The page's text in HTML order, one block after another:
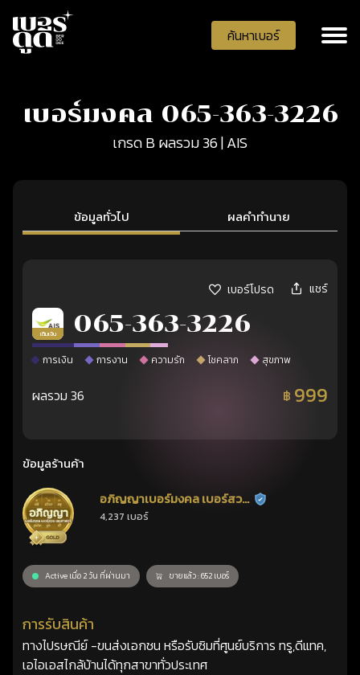
ค้นหาเบอร์
เบอร์มงคล 065-363-3226
เกรด B ผลรวม 36 | AIS
ข้อมูลทั่วไป ผลคำทำนาย
เบอร์โปรด แชร์
เติมเงิน 065-363-3226
การเงิน การงาน ความรัก โชคลาภ สุขภาพ
ผลรวม 36 ฿ 999
ข้อมูลร้านค้า
อภิญญาเบอร์มงคล เบอร์สวย
เลขศาสตร์
ร้านยืนยันแล้ว
4,237 เบอร์
Active เมื่อ 2 วัน ที่ผ่านมา ขายแล้ว : 652 เบอร์
การรับสินค้า
ทางไปรษณีย์ -ขนส่งเอกชน หรือรับซิมที่ศูนย์บริการ ทรู,ดีแทค,
เอไอเอสไกล้บ้านได้ทุกสาขาทั่วประเทศ